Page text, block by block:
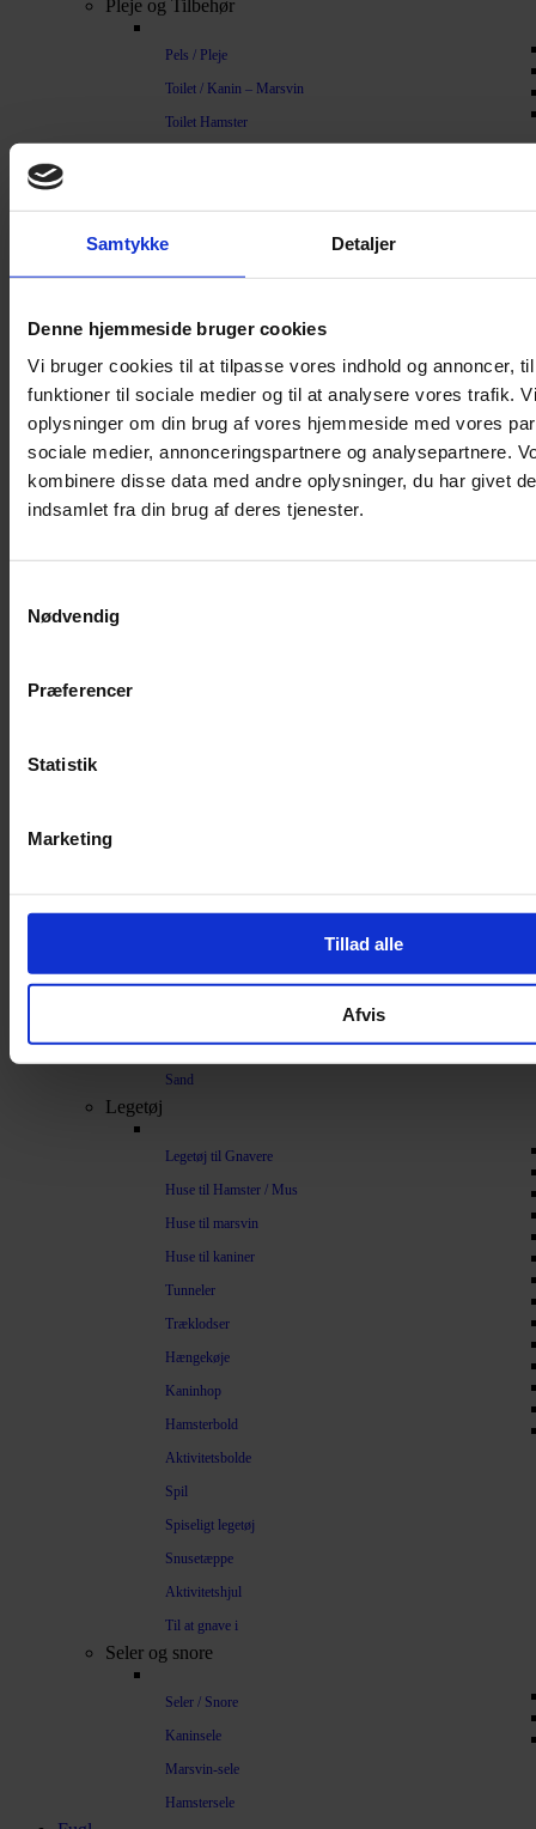
Samtykke Detaljer
Denne hjemmeside bruger cookies
Vi bruger cookies til at tilpasse vores indhold og annoncer,
funktioner til sociale medier og til at analysere vores trafik.
oplysninger om din brug af vores hjemmeside med vores
sociale medier, annonceringspartnere og analysepartnere.
kombinere disse data med andre oplysninger, du har givet
indsamlet fra din brug af deres tjenester.
Nødvendig
Præferencer
Statistik
Marketing
Tillad alle
Afvis
Pleje og Tilbehør
Pels / Pleje
Toilet / Kanin – Marsvin
Toilet Hamster
Bure
Kaninbur
Rottebur
Marsvinebur
Løbegård
Overdækning løbegård
Indretning til bure
Bark
Spelt
Vat
Sand
Legetøj
Legetøj til Gnavere
Huse til Hamster / Mus
Huse til marsvin
Huse til kaniner
Tunneler
Træklodser
Hængekøje
Kaninhop
Hamsterbold
Aktivitetsbolde
Spil
Spiseligt legetøj
Snusetæppe
Aktivitetshjul
Til at gnave i
Seler og snore
Seler / Snore
Kaninsele
Marsvin-sele
Hamstersele